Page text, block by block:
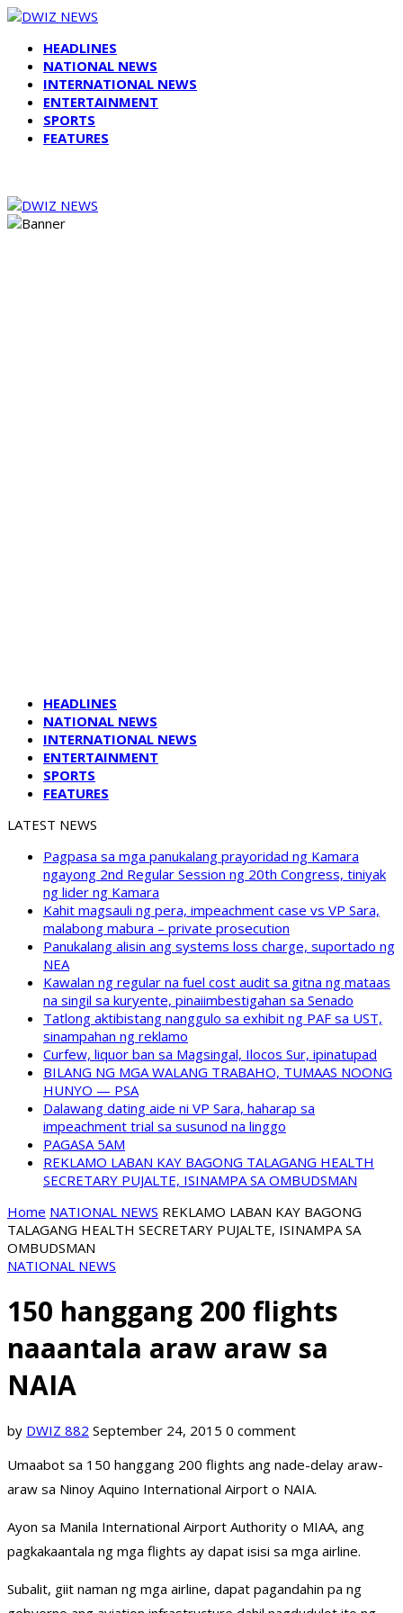
HEADLINES
NATIONAL NEWS
INTERNATIONAL NEWS
ENTERTAINMENT
SPORTS
FEATURES
HEADLINES
NATIONAL NEWS
INTERNATIONAL NEWS
ENTERTAINMENT
SPORTS
FEATURES
LATEST NEWS
Pagpasa sa mga panukalang prayoridad ng Kamara
ngayong 2nd Regular Session ng 20th Congress, tiniyak
ng lider ng Kamara
Kahit magsauli ng pera, impeachment case vs VP Sara,
malabong mabura – private prosecution
Panukalang alisin ang systems loss charge, suportado ng
NEA
Kawalan ng regular na fuel cost audit sa gitna ng mataas
na singil sa kuryente, pinaiimbestigahan sa Senado
Tatlong aktibistang nanggulo sa exhibit ng PAF sa UST,
sinampahan ng reklamo
Curfew, liquor ban sa Magsingal, Ilocos Sur, ipinatupad
BILANG NG MGA WALANG TRABAHO, TUMAAS NOONG
HUNYO — PSA
Dalawang dating aide ni VP Sara, haharap sa
impeachment trial sa susunod na linggo
PAGASA 5AM
REKLAMO LABAN KAY BAGONG TALAGANG HEALTH
SECRETARY PUJALTE, ISINAMPA SA OMBUDSMAN
Home NATIONAL NEWS REKLAMO LABAN KAY BAGONG
TALAGANG HEALTH SECRETARY PUJALTE, ISINAMPA SA
OMBUDSMAN
NATIONAL NEWS
150 hanggang 200 flights
naaantala araw araw sa
NAIA
by DWIZ 882 September 24, 2015 0 comment
Umaabot sa 150 hanggang 200 flights ang nade-delay araw-
araw sa Ninoy Aquino International Airport o NAIA.
Ayon sa Manila International Airport Authority o MIAA, ang
pagkakaantala ng mga flights ay dapat isisi sa mga airline.
Subalit, giit naman ng mga airline, dapat pagandahin pa ng